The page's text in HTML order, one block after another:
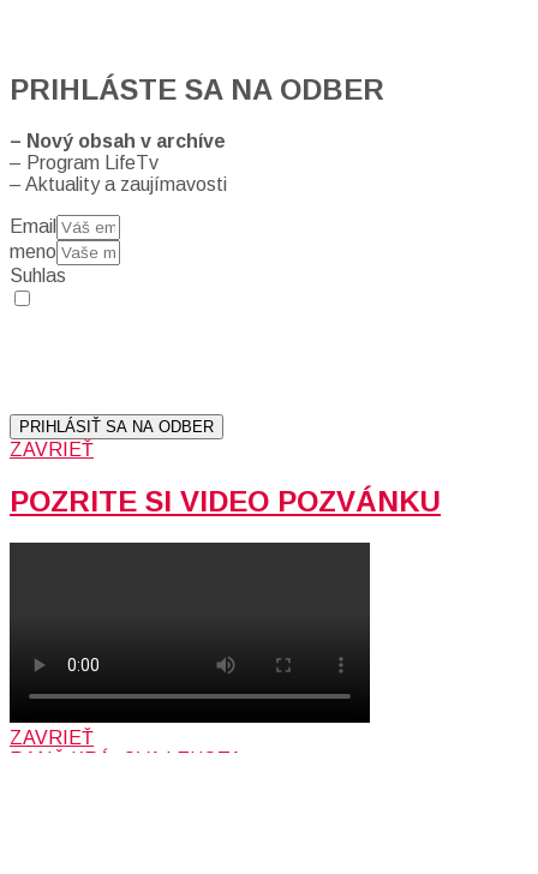
PRIHLÁSTE SA NA ODBER
– Nový obsah v archíve
– Program LifeTv
– Aktuality a zaujímavosti
Email
meno
Suhlas
PRIHLÁSIŤ SA NA ODBER
ZAVRIEŤ
POZRITE SI VIDEO POZVÁNKU
ZAVRIEŤ
RANČ KRÁĽOVA LEHOTA